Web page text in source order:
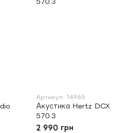
Артикул: 14965
Акустика Hertz DCX
570.3
2 990 грн